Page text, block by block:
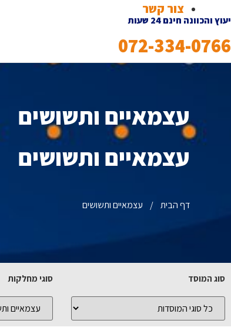
צור קשר
יעוץ והכוונה חינם 24 שעות
072-334-0766
עצמאיים ותשושים
עצמאיים ותשושים
דף הבית / עצמאיים ותשושים
סוג המוסד
כל
סוגי
המוסדות
סוגי מחלקות
כל
סוגי
המחלקות